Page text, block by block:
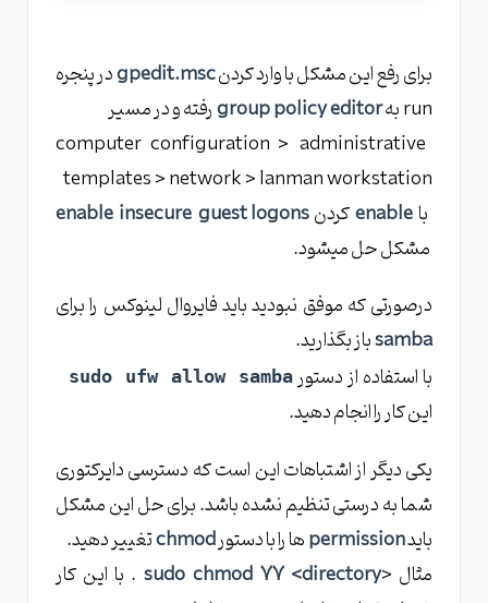
برای رفع این مشکل با وارد کردنgpedit.mscدر پنجره
run به
group policy editor رفته و در مسیر
computer configuration > administrative
templates > network > lanman workstation
با enable کردن enable insecure guest logons
مشکل حل میشود.
درصورتی که موفق نبودید باید فایروال لینوکس را برای
sambaباز بگذارید.
با استفاده از دستور sudo ufw allow samba
این کار را انجام دهید.
یکی دیگر از اشتباهات این است که دسترسی دایرکتوری
شما به درستی تنظیم نشده باشد. برای حل این مشکل
بایدpermission ها را با دستورchmodتغییر دهید.
مثال <sudo chmod 77 <directory . با این کار